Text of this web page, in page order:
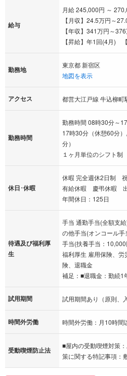
給与
月給 245,000円 ～
【月収】24.5万円～
【年収】341万円～
【昇給】年1回(4月)
勤務地
東京都 新宿区
地図を表示
アクセス 都営大江戸線 牛込柳町
勤務時間
勤務時間 08時30分～
17時30分（休憩60分
分）
１ヶ月単位のシフト制
休日･休暇
休暇 完全週休2日制
有給休暇 慶弔休暇
年間休日：125日
待遇及び福利厚
生
手当 通勤手当(全額支
の他手当(オンコール
手当(扶養手当：10,000
福利厚生 雇用保険、
険、退職金
補足：■退職金：勤続1
試用期間 試用期間あり（原則、
時間外労働 時間外労働：月10時間
受動喫煙防止法
■屋内の受動喫煙対策
策に関する特記事項：